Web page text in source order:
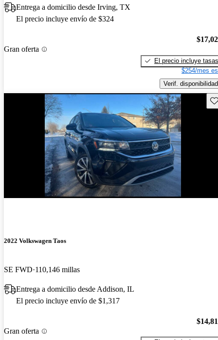
Entrega a domicilio desde Irving, TX
El precio incluye envío de $324
Gran oferta
El precio incluye tasas
$254/mes
Verif. disponibilidad
2022 Volkswagen Taos
SE FWD 110,146 millas
Entrega a domicilio desde Addison, IL
El precio incluye envío de $1,317
Gran oferta